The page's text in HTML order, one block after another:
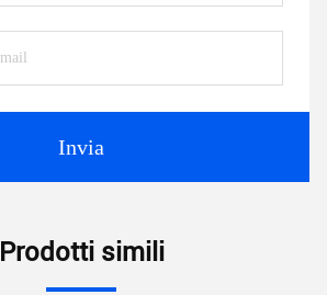
Invia
Prodotti simili